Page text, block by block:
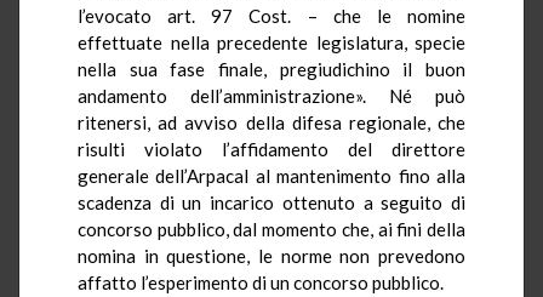
l’evocato art. 97 Cost. – che le nomine
effettuate nella precedente legislatura, specie
nella sua fase finale, pregiudichino il buon
andamento dell’amministrazione». Né può
ritenersi, ad avviso della difesa regionale, che
risulti violato l’affidamento del direttore
generale dell’Arpacal al mantenimento fino alla
scadenza di un incarico ottenuto a seguito di
concorso pubblico, dal momento che, ai fini della
nomina in questione, le norme non prevedono
affatto l’esperimento di un concorso pubblico.